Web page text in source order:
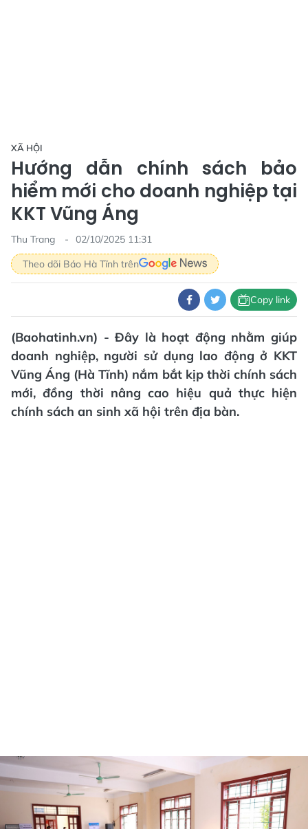
XÃ HỘI
Hướng dẫn chính sách bảo
hiểm mới cho doanh nghiệp tại
KKT Vũng Áng
Thu Trang
02/10/2025 11:31
Theo dõi Báo Hà Tĩnh trên
Copy link
(Baohatinh.vn) - Đây là hoạt động nhằm giúp
doanh nghiệp, người sử dụng lao động ở KKT
Vũng Áng (Hà Tĩnh) nắm bắt kịp thời chính sách
mới, đồng thời nâng cao hiệu quả thực hiện
chính sách an sinh xã hội trên địa bàn.